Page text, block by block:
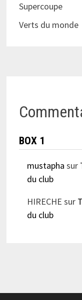
Supercoupe
Verts du monde
BOX 1
mustapha sur
du club
HIRECHE sur
du club